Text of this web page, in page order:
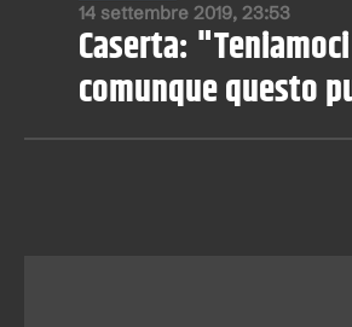
14 settembre 2019, 23:53
Caserta: "Teniamoci
comunque questo